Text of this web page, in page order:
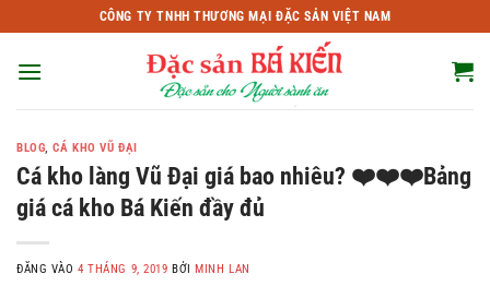
qua
nội
CÔNG TY TNHH THƯƠNG MẠI ĐẶC SẢN VIỆT NAM
BLOG,CÁ KHO VŨ ĐẠI
Cá kho làng Vũ Đại giá bao nhiêu? ❤️❤️❤️Bảng
giá cá kho Bá Kiến đầy đủ
ĐĂNG VÀO4 THÁNG 9, 2019 BỞIMINH LAN